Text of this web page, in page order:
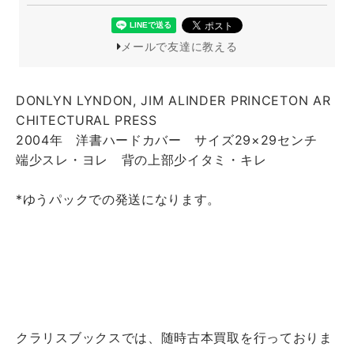
メールで友達に教える
DONLYN LYNDON, JIM ALINDER PRINCETON AR
CHITECTURAL PRESS
2004年 洋書ハードカバー サイズ29×29センチ
端少スレ・ヨレ 背の上部少イタミ・キレ
*ゆうパックでの発送になります。
クラリスブックスでは、随時古本買取を行っておりま